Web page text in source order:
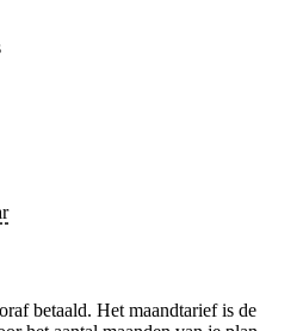
betaald. Het maandtarief is de